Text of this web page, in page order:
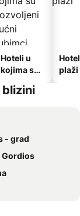
Hoteli u
kojima su
kućni
plaži
- grad
Gordios